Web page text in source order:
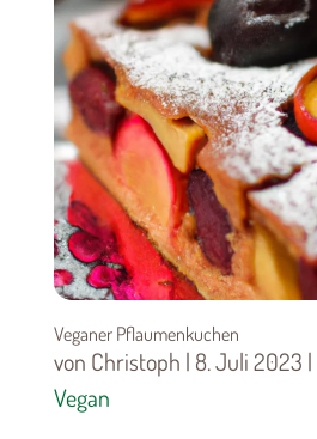
Veganer Pflaumenkuchen
von Christoph | 8. Juli 2023 |
Vegan